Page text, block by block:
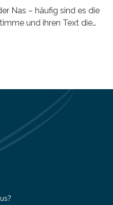
Nas – häufig sind es die
und ihren Text die
finden sich bislang
in einer im Journal of
veröffentlichten Studie
Produzenten sind. Um